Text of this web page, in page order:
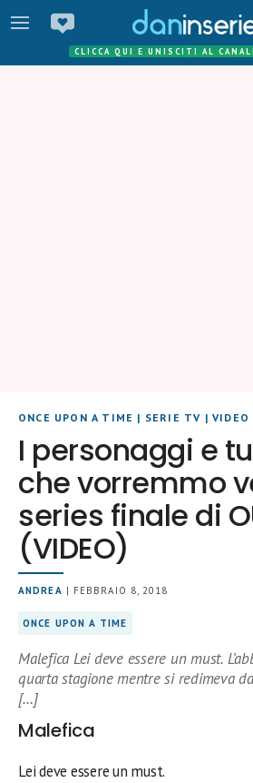
CLICCA QUI E UNISCITI AL
ONCE UPON A TIME | SERIE TV |VIDEO
I personaggi e
che vorremmo
series finale di
(VIDEO)
ANDREA | FEBBRAIO 8, 2018
ONCE UPON A TIME
Malefica Lei deve essere un must.
quarta stagione mentre si redimeva
[…]
Malefica
Lei deve essere un must.